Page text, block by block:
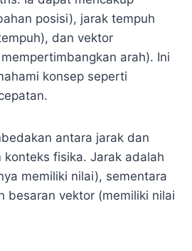
posisi), jarak tempuh
dan vektor
arah). Ini
konsep seperti
antara jarak dan
konteks fisika. Jarak adalah
memiliki nilai), sementara
besaran vektor (memiliki nilai